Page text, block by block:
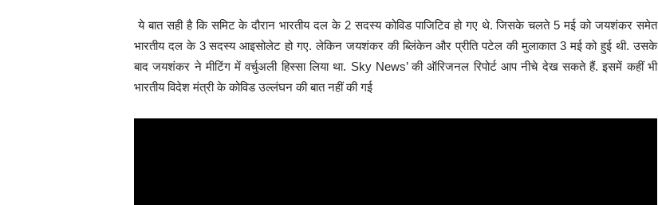
ये बात सही है कि समिट के दौरान भारतीय दल के 2 सदस्य कोविड पाजिटिव हो गए थे. जिसके चलते 5 मई को जयशंकर समेत
भारतीय दल के 3 सदस्य आइसोलेट हो गए. लेकिन जयशंकर की ब्लिंकेन और प्रीति पटेल की मुलाकात 3 मई को हुई थी. उसके
बाद जयशंकर ने मीटिंग में वर्चुअली हिस्सा लिया था. Sky News’ की ऑरिजनल रिपोर्ट आप नीचे देख सकते हैं. इसमें कहीं भी
भारतीय विदेश मंत्री के कोविड उल्लंघन की बात नहीं की गई